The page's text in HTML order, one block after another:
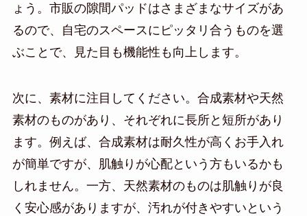
ょう。市販の隙間パッドはさまざまなサイズがあ
るので、自宅のスペースにピッタリ合うものを選
ぶことで、見た目も機能性も向上します。
次に、素材に注目してください。合成素材や天然
素材のものがあり、それぞれに長所と短所があり
ます。例えば、合成素材は耐久性が高くお手入れ
が簡単ですが、肌触りが心配という方もいるかも
しれません。一方、天然素材のものは肌触りが良
く安心感がありますが、汚れが付きやすいという